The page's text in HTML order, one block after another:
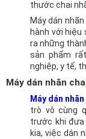
thước chai
Máy dán
hành với hiệu
ra những
sản phẩm
nghiệp, y tế,
Máy dán nhãn
Máy dán
trò vô cùng
trước khi
kia, việc dán